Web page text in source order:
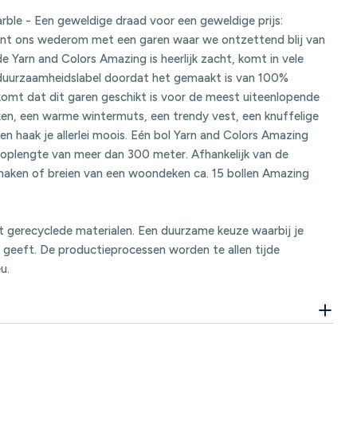
- Een geweldige draad voor een geweldige prijs:
ons wederom met een garen waar we ontzettend blij van
Yarn and Colors Amazing is heerlijk zacht, komt in vele
doordat het gemaakt is van 100%
dat dit garen geschikt is voor de meest uiteenlopende
een warme wintermuts, een trendy vest, een knuffelige
haak je allerlei moois. Eén bol Yarn and Colors Amazing
van meer dan 300 meter. Afhankelijk van de
of breien van een woondeken ca. 15 bollen Amazing
materialen. Een duurzame keuze waarbij je
geeft. De productieprocessen worden te allen tijde